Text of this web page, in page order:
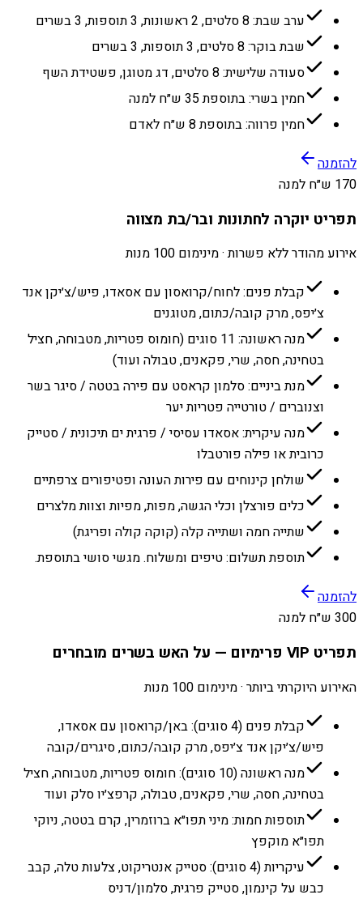
ערב שבת: 8 סלטים, 2 ראשונות, 3 תוספות, 3 בשרים
שבת בוקר: 8 סלטים, 3 תוספות, 3 בשרים
סעודה שלישית: 8 סלטים, דג מטוגן, פשטידת השף
חמין בשרי: בתוספת 35 ש״ח למנה
חמין פרווה: בתוספת 8 ש״ח לאדם
להזמנה
170 ש״ח למנה
תפריט יוקרה לחתונות ובר/בת מצווה
אירוע מהודר ללא פשרות · מינימום 100 מנות
קבלת פנים: לחוח/קרואסון עם אסאדו, פיש/צ׳יקן אנד
צ׳יפס, מרק קובה/כתום, מטוגנים
מנה ראשונה: 11 סוגים (חומוס פטריות, מטבוחה, חציל
בטחינה, חסה, שרי, פקאנים, טבולה ועוד)
מנת ביניים: סלמון קראסט עם פירה בטטה / סיגר בשר
וצנוברים / טורטייה פטריות יער
מנה עיקרית: אסאדו עסיסי / פרגית ים תיכונית / סטייק
כרובית או פילה פורטבלו
שולחן קינוחים עם פירות העונה ופטיפורים צרפתיים
כלים פורצלן וכלי הגשה, מפות, מפיות וצוות מלצרים
שתייה חמה ושתייה קלה (קוקה קולה ופריגת)
תוספת תשלום: טיפים ומשלוח. מגשי סושי בתוספת.
להזמנה
300 ש״ח למנה
תפריט VIP פרימיום — על האש בשרים מובחרים
האירוע היוקרתי ביותר · מינימום 100 מנות
קבלת פנים (4 סוגים): באן/קרואסון עם אסאדו,
פיש/צ׳יקן אנד צ׳יפס, מרק קובה/כתום, סיגרים/קובה
מנה ראשונה (10 סוגים): חומוס פטריות, מטבוחה, חציל
בטחינה, חסה, שרי, פקאנים, טבולה, קרפצ׳יו סלק ועוד
תוספות חמות: מיני תפו״א ברוזמרין, קרם בטטה, ניוקי
תפו״א מוקפץ
עיקריות (4 סוגים): סטייק אנטריקוט, צלעות טלה, קבב
כבש על קינמון, סטייק פרגית, סלמון/דניס